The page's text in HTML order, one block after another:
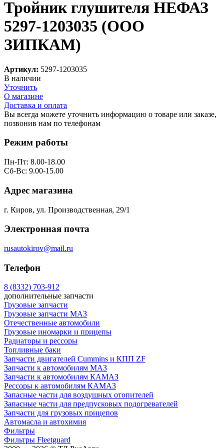
Тройник глушителя НЕФАЗ
5297-1203035 (ООО
ЗИПКАМ)
Артикул: 5297-1203035
В наличии
Уточнить
О магазине
Доставка и оплата
Вы всегда можете уточнить информацию о товаре или заказе,
позвонив нам по телефонам
Режим работы
Пн-Пт: 8.00-18.00
Сб-Вс: 9.00-15.00
Адрес магазина
г. Киров, ул. Производственная, 29/1
Электронная почта
rusautokirov@mail.ru
Телефон
8 (8332) 703-912
дополнительные запчасти
Грузовые запчасти
Грузовые запчасти МАЗ
Отечественные автомобили
Грузовые иномарки и прицепы
Радиаторы и рессоры
Топливные баки
Запчасти двигателей Cummins и КПП ZF
Запчасти к автомобилям МАЗ
Запчасти к автомобилям КАМАЗ
Рессоры к автомобилям КАМАЗ
Запасные части для воздушных отопителей
Запасные части для предпусковых подогревателей
Запчасти для грузовых прицепов
Автомасла и автохимия
Фильтры
Фильтры Fleetguard